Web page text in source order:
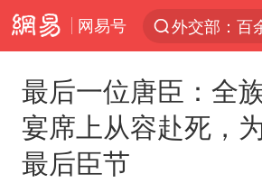
网易号
百花奖完整
最后一位唐臣：全
宴席上从容赴死，
最后臣节